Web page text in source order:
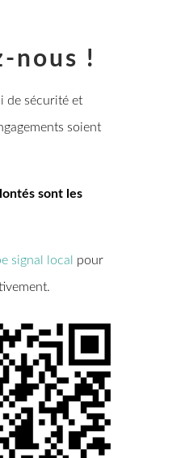
nous !
de sécurité et
soient
sont les
signal local pour